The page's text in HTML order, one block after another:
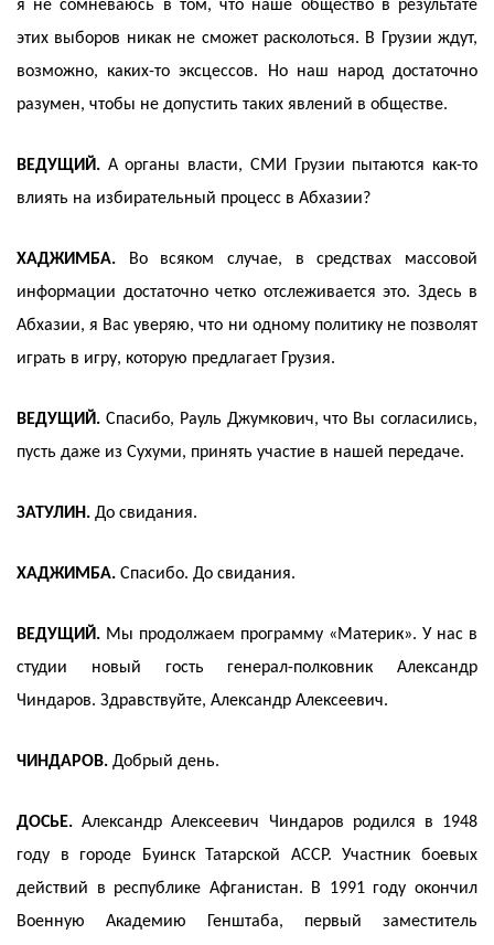
я не сомневаюсь в том, что наше общество в результате
этих выборов никак не сможет расколоться. В Грузии ждут,
возможно, каких-то эксцессов. Но наш народ достаточно
разумен, чтобы не допустить таких явлений в обществе.
ВЕДУЩИЙ. А органы власти, СМИ Грузии пытаются как-то
влиять на избирательный процесс в Абхазии?
ХАДЖИМБА. Во всяком случае, в средствах массовой
информации достаточно четко отслеживается это. Здесь в
Абхазии, я Вас уверяю, что ни одному политику не позволят
играть в игру, которую предлагает Грузия.
ВЕДУЩИЙ. Спасибо, Рауль Джумкович, что Вы согласились,
пусть даже из Сухуми, принять участие в нашей передаче.
ЗАТУЛИН. До свидания.
ХАДЖИМБА. Спасибо. До свидания.
ВЕДУЩИЙ. Мы продолжаем программу «Материк». У нас в
студии новый гость генерал-полковник Александр
Чиндаров. Здравствуйте, Александр Алексеевич.
ЧИНДАРОВ. Добрый день.
ДОСЬЕ.Александр Алексеевич Чиндаров родился в 1948
году в городе Буинск Татарской АССР. Участник боевых
действий в республике Афганистан. В 1991 году окончил
Военную Академию Генштаба, первый заместитель